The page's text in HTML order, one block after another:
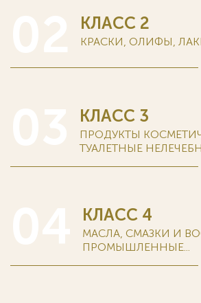
КЛАСС 2
КРАСКИ, ОЛИФЫ,
КЛАСС 3
ПРОДУКТЫ
ТУАЛЕТНЫЕ
КЛАСС 4
МАСЛА, СМАЗКИ И
ПРОМЫШЛЕННЫЕ...